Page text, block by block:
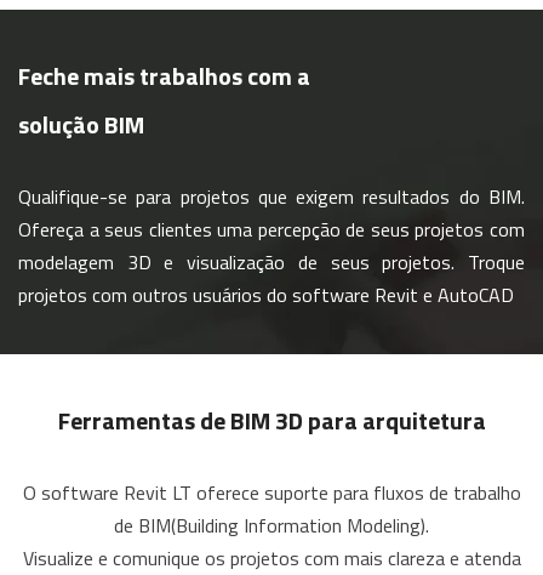
Feche mais trabalhos com a
solução BIM
Qualifique-se para projetos que exigem resultados do BIM.
Ofereça a seus clientes uma percepção de seus projetos com
modelagem 3D e visualização de seus projetos. Troque
projetos com outros usuários do software Revit e AutoCAD
Ferramentas de BIM 3D para arquitetura
O software Revit LT oferece suporte para fluxos de trabalho
de BIM(Building Information Modeling).
Visualize e comunique os projetos com mais clareza e atenda